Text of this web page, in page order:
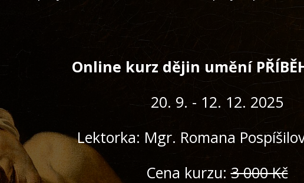
Online kurz dějin umění
20. 9. - 12. 12. 2025
Lektorka: Mgr. Romana
Cena kurzu:3 000 Kč